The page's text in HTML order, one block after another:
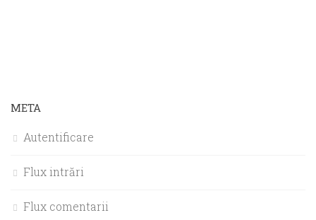
META
Autentificare
Flux intrări
Flux comentarii